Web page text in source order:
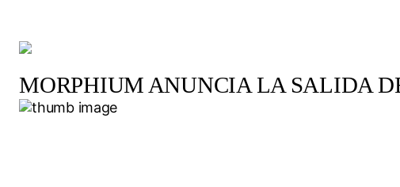
MORPHIUM ANUNCIA LA SALIDA